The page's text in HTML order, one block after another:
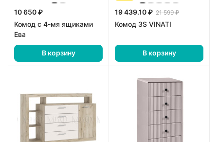
10 650 ₽
Комод с 4-мя ящиками
Ева
В корзину
19 439.10 ₽ 21 599 ₽
Комод 3S VINATI
В корзину